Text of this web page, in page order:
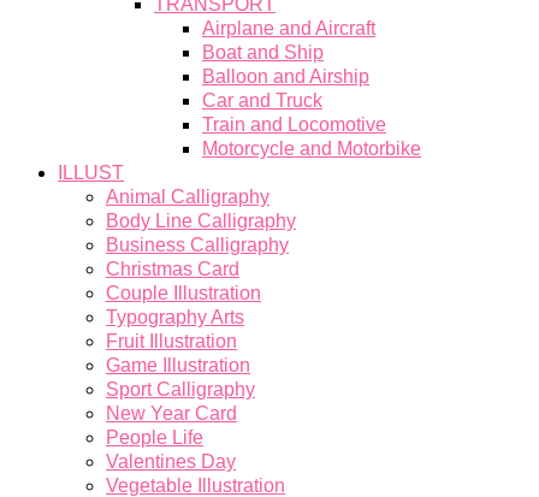
TRANSPORT
Airplane and Aircraft
Boat and Ship
Balloon and Airship
Car and Truck
Train and Locomotive
Motorcycle and Motorbike
ILLUST
Animal Calligraphy
Body Line Calligraphy
Business Calligraphy
Christmas Card
Couple Illustration
Typography Arts
Fruit Illustration
Game Illustration
Sport Calligraphy
New Year Card
People Life
Valentines Day
Vegetable Illustration